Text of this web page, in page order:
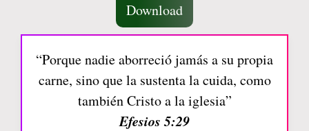
Download
“Porque nadie aborreció jamás a su propia
carne, sino que la sustenta la cuida, como
también Cristo a la iglesia”
Efesios 5:29